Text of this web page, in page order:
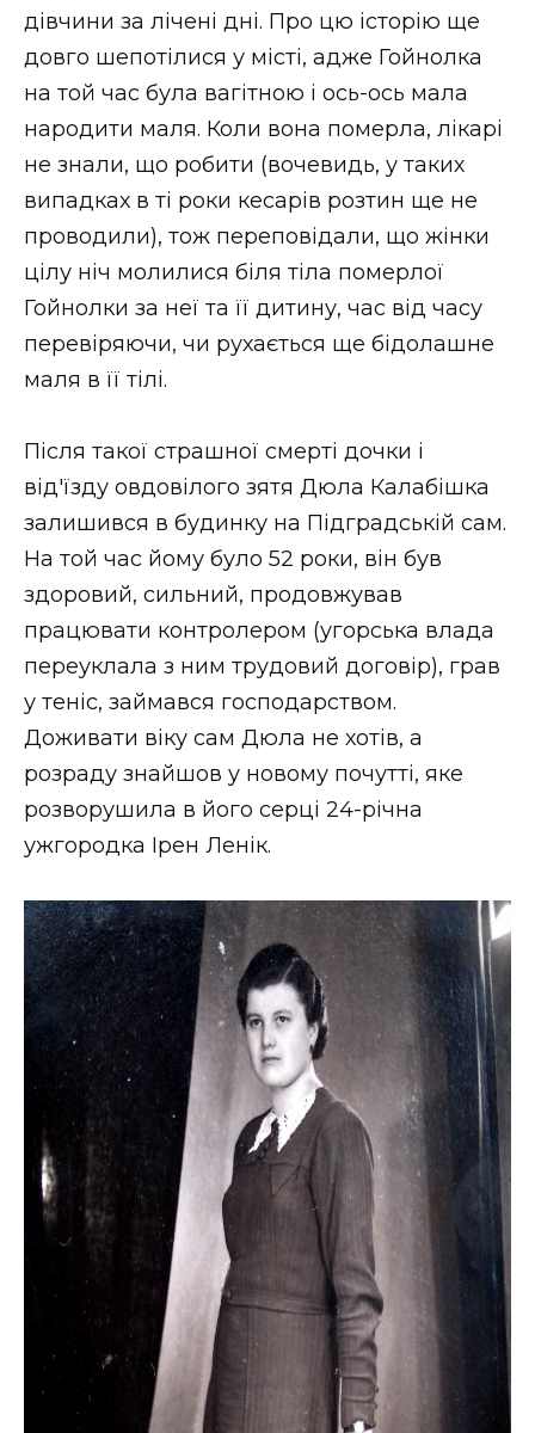
дівчини за лічені дні. Про цю історію ще
довго шепотілися у місті, адже Гойнолка
на той час була вагітною і ось-ось мала
народити маля. Коли вона померла, лікарі
не знали, що робити (вочевидь, у таких
випадках в ті роки кесарів розтин ще не
проводили), тож переповідали, що жінки
цілу ніч молилися біля тіла померлої
Гойнолки за неї та її дитину, час від часу
перевіряючи, чи рухається ще бідолашне
маля в її тілі.
Після такої страшної смерті дочки і
від'їзду овдовілого зятя Дюла Калабішка
залишився в будинку на Підградській сам.
На той час йому було 52 роки, він був
здоровий, сильний, продовжував
працювати контролером (угорська влада
переуклала з ним трудовий договір), грав
у теніс, займався господарством.
Доживати віку сам Дюла не хотів, а
розраду знайшов у новому почутті, яке
розворушила в його серці 24-річна
ужгородка Ірен Ленік.